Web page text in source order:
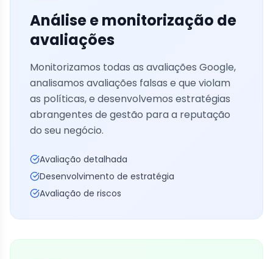
Análise e monitorização de
avaliações
Monitorizamos todas as avaliações Google,
analisamos avaliações falsas e que violam
as políticas, e desenvolvemos estratégias
abrangentes de gestão para a reputação
do seu negócio.
Avaliação detalhada
Desenvolvimento de estratégia
Avaliação de riscos